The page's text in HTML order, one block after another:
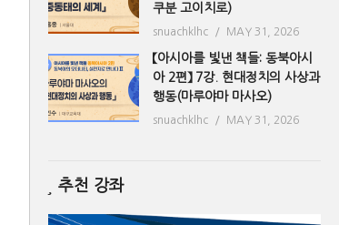
쿠분 고이치로)
snuachklhc MAY 31, 2026
【아시아를 빛낸 책들: 동북아시
아 2편】 7강. 현대정치의 사상과
행동(마루야마 마사오)
snuachklhc MAY 31, 2026
추천 강좌